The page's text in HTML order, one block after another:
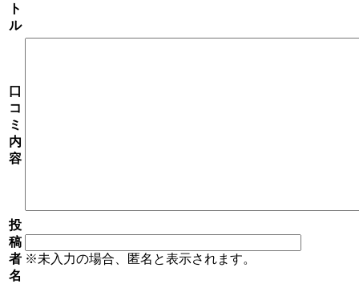
ト
ル
口
コ
ミ
内
容
投
稿
者
名
※未入力の場合、匿名と表示されます。